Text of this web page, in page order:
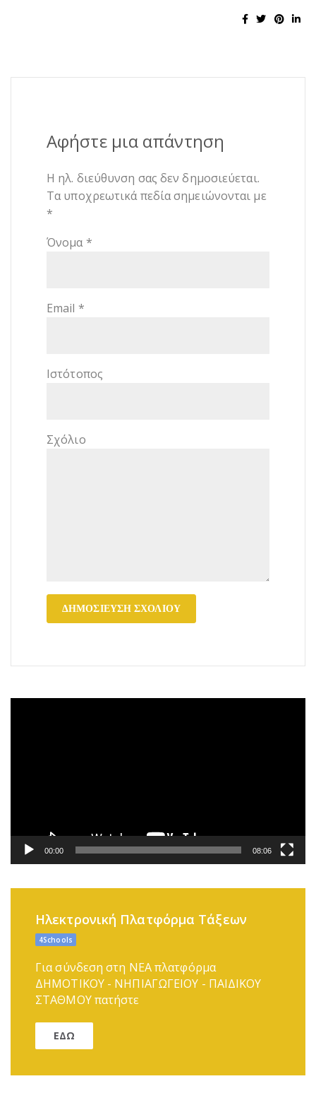
Αφήστε μια απάντηση
Η ηλ. διεύθυνση σας δεν δημοσιεύεται.
Τα υποχρεωτικά πεδία σημειώνονται με
*
Όνομα *
Email *
Ιστότοπος
Σχόλιο
00:00 08:06
Ηλεκτρονική Πλατφόρμα Τάξεων
4Schools
Για σύνδεση στη ΝΕΑ πλατφόρμα
ΔΗΜΟΤΙΚΟΥ - ΝΗΠΙΑΓΩΓΕΙΟΥ - ΠΑΙΔΙΚΟΥ
ΣΤΑΘΜΟΥ πατήστε
ΕΔΩ